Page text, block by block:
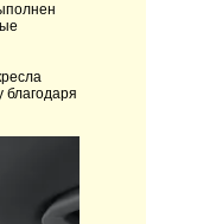
благодаря